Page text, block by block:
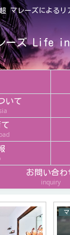
マレーズによる
ーズ Life
いて
お問い合わ
inquiry